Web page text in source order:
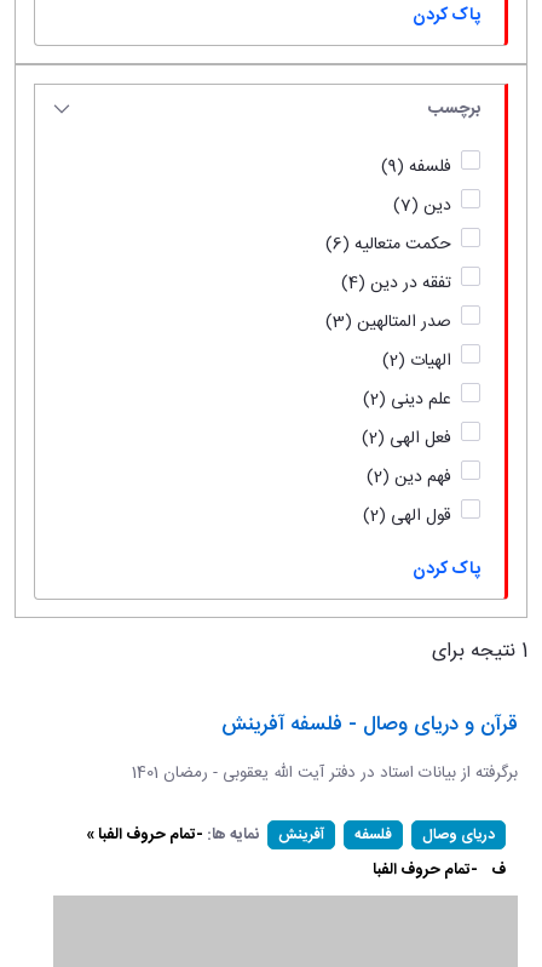
پاک کردن
برچسب
فلسفه (9)
دین (7)
حکمت متعالیه (6)
تفقه در دین (4)
صدر المتالهین (3)
الهیات (2)
علم دینی (2)
فعل الهی (2)
فهم دین (2)
قول الهی (2)
پاک کردن
1 نتیجه برای
قرآن و دریای وصال - فلسفه آفرینش
برگرفته از بیانات استاد در دفتر آیت الله یعقوبی - رمضان 1401
دریای وصال فلسفه آفرینش نمایه ها: -تمام حروف الفبا »
ف -تمام حروف الفبا